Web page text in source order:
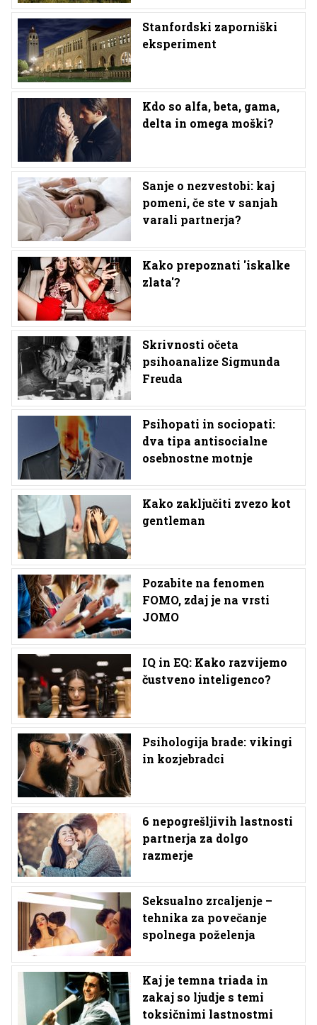
Stanfordski zaporniški
eksperiment
Kdo so alfa, beta, gama,
delta in omega moški?
Sanje o nezvestobi: kaj
pomeni, če ste v sanjah
varali partnerja?
Kako prepoznati 'iskalke
zlata'?
Skrivnosti očeta
psihoanalize Sigmunda
Freuda
Psihopati in sociopati:
dva tipa antisocialne
osebnostne motnje
Kako zaključiti zvezo kot
gentleman
Pozabite na fenomen
FOMO, zdaj je na vrsti
JOMO
IQ in EQ: Kako razvijemo
čustveno inteligenco?
Psihologija brade: vikingi
in kozjebradci
6 nepogrešljivih lastnosti
partnerja za dolgo
razmerje
Seksualno zrcaljenje –
tehnika za povečanje
spolnega poželenja
Kaj je temna triada in
zakaj so ljudje s temi
toksičnimi lastnostmi